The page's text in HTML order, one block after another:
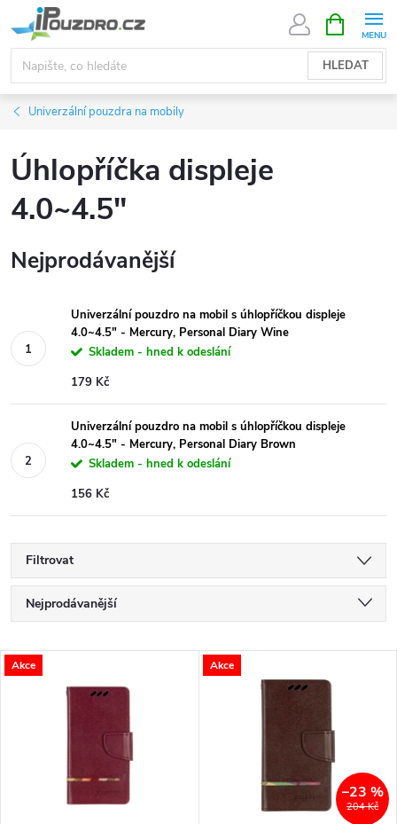
na
obsah
HLEDAT
NÁKUPNÍ
KOŠÍK
Univerzální pouzdra na mobily
Úhlopříčka displeje
4.0~4.5"
Nejprodávanější
Univerzální pouzdro na mobil s úhlopříčkou displeje
4.0~4.5" - Mercury, Personal Diary Wine
Skladem - hned k odeslání
179 Kč
Univerzální pouzdro na mobil s úhlopříčkou displeje
4.0~4.5" - Mercury, Personal Diary Brown
Skladem - hned k odeslání
156 Kč
Filtrovat
Ř
a
Nejprodávanější
Nejdražší
V
Akce Akce
204 Kč
–23 %